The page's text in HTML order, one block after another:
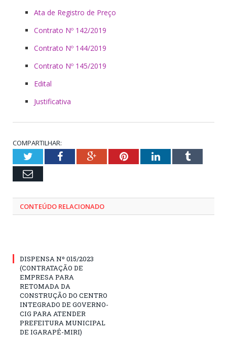
Ata de Registro de Preço
Contrato Nº 142/2019
Contrato Nº 144/2019
Contrato Nº 145/2019
Edital
Justificativa
COMPARTILHAR:
TwitterFacebookGoogle+PinterestLinkedInTumblr
Email
CONTEÚDO RELACIONADO
DISPENSA Nº 015/2023
(CONTRATAÇÃO DE
EMPRESA PARA
RETOMADA DA
CONSTRUÇÃO DO CENTRO
INTEGRADO DE GOVERNO-
CIG PARA ATENDER
PREFEITURA MUNICIPAL
DE IGARAPÉ-MIRI)